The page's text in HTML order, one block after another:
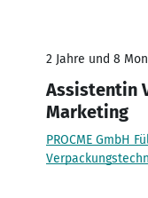
2 Jahre und 8
Assistentin
Marketing
PROCME GmbH